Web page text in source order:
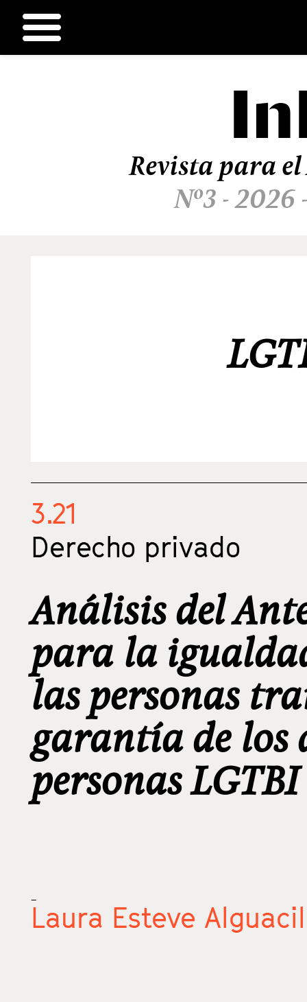
Revista para
Nº3 - 2026
3.21
Derecho privado
Análisis del
para la
las personas
garantía de los
personas LGTBI
_
Laura Esteve